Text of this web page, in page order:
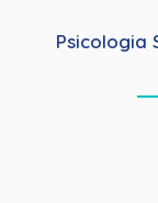
Psicologia